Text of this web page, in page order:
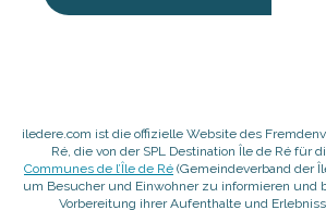
iledere.com ist die offizielle Website des
Ré, die von der SPL Destination Île de Ré für
Communes de l’Île de Ré (Gemeindeverband der
um Besucher und Einwohner zu informieren und
Vorbereitung ihrer Aufenthalte und